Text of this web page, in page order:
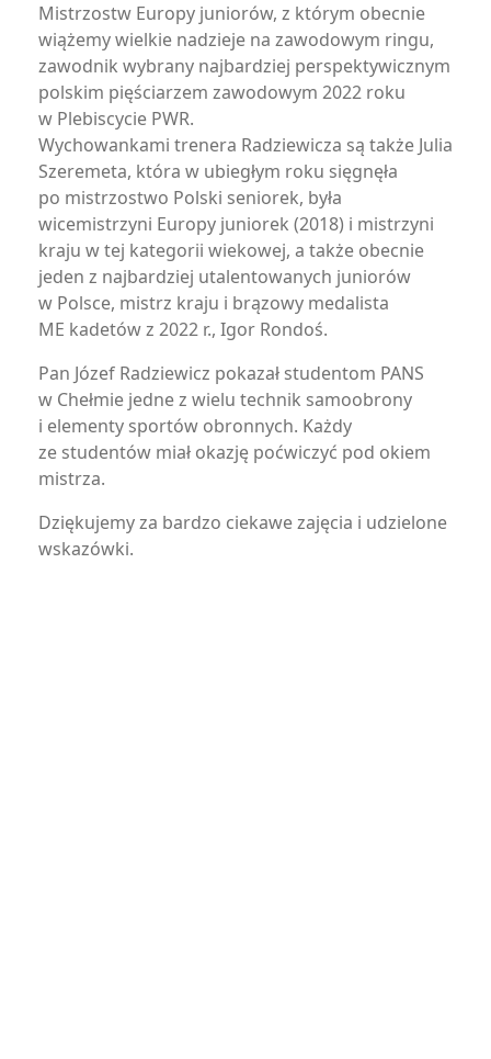
Mistrzostw Europy juniorów, z którym obecnie
wiążemy wielkie nadzieje na zawodowym ringu,
zawodnik wybrany najbardziej perspektywicznym
polskim pięściarzem zawodowym 2022 roku
w Plebiscycie PWR.
Wychowankami trenera Radziewicza są także Julia
Szeremeta, która w ubiegłym roku sięgnęła
po mistrzostwo Polski seniorek, była
wicemistrzyni Europy juniorek (2018) i mistrzyni
kraju w tej kategorii wiekowej, a także obecnie
jeden z najbardziej utalentowanych juniorów
w Polsce, mistrz kraju i brązowy medalista
ME kadetów z 2022 r., Igor Rondoś.
Pan Józef Radziewicz pokazał studentom PANS
w Chełmie jedne z wielu technik samoobrony
i elementy sportów obronnych. Każdy
ze studentów miał okazję poćwiczyć pod okiem
mistrza.
Dziękujemy za bardzo ciekawe zajęcia i udzielone
wskazówki.